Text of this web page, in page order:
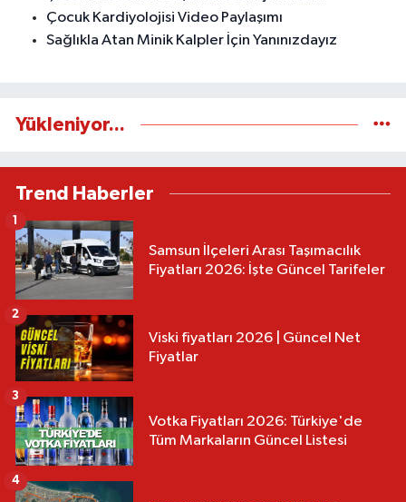
Çocuk Kardiyolojisi Video Paylaşımı
Sağlıkla Atan Minik Kalpler İçin Yanınızdayız
Yükleniyor...
Trend Haberler
Samsun İlçeleri Arası Taşımacılık
Fiyatları 2026: İşte Güncel Tarifeler
1
Viski fiyatları 2026 | Güncel Net
Fiyatlar
2
Votka Fiyatları 2026: Türkiye'de
Tüm Markaların Güncel Listesi
3
4